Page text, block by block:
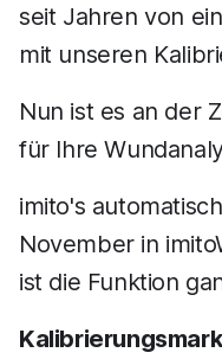
seit Jahren von
mit unseren
Nun ist es an der
für Ihre
imito's
November in
ist die Funktion